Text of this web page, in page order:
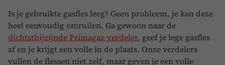
Is je gebruikte gasfles leeg? Geen probleem, je kan deze
heel eenvoudig omruilen. Ga gewoon naar de
dichtstbijzijnde Primagaz-verdeler, geef je lege gasfles
af en je krijgt een volle in de plaats. Onze verdelers
vullen de flessen niet zelf, maar geven je een volle